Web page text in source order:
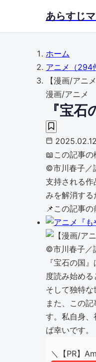
あらすじ
ホーム
アニメ
（294
【漫画/アニ
漫画/アニメ
『宝
2025.02.12
📖 この記事の
©市川春子／
支持される
みを解消す
📌 この記事
©市川春子／
『宝石の国
度読み始め
そして独特
また、この
す。私自身
ば幸いです。
＼【PR】